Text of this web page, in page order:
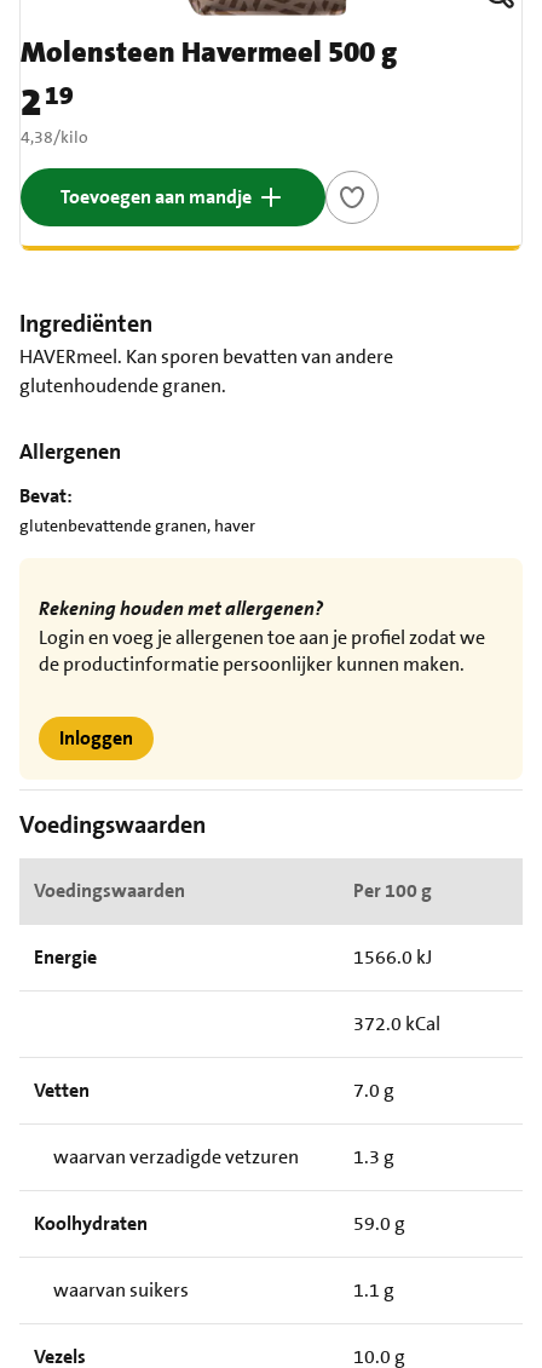
Molensteen Havermeel 500 g
Prijs: € 2,19
219
€ 4,38 per kilo
4,38/kilo
Toevoegen aan mandje
Ingrediënten
HAVERmeel. Kan sporen bevatten van andere
glutenhoudende granen.
Allergenen
Bevat:
glutenbevattende granen, haver
Rekening houden met allergenen?
Login en voeg je allergenen toe aan je profiel zodat we
de productinformatie persoonlijker kunnen maken.
Inloggen
Voedingswaarden
Voedingswaarden Per 100 g
Energie 1566.0 kJ
372.0 kCal
Vetten 7.0 g
waarvan verzadigde vetzuren 1.3 g
Koolhydraten 59.0 g
waarvan suikers 1.1 g
Vezels 10.0 g